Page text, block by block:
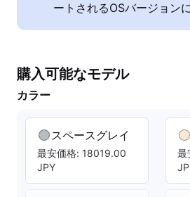
ートされるOSバージョン
購入可能なモデル
カラー
スペースグレイ
最安価格: 18019.00
JPY
最